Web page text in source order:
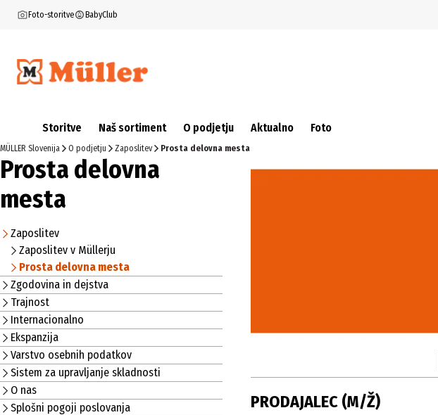
Foto-storitve BabyClub
Storitve Naš sortiment O podjetju Aktualno Foto
MÜLLER Slovenija O podjetju Zaposlitev Prosta delovna mesta
Prosta delovna
mesta
Zaposlitev
Zaposlitev v Müllerju
Prosta delovna mesta
Zgodovina in dejstva
Trajnost
Internacionalno
Ekspanzija
Varstvo osebnih podatkov
Sistem za upravljanje skladnosti
O nas
Splošni pogoji poslovanja
PRODAJALEC (M/Ž)